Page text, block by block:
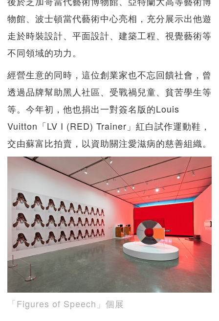
物館、波士頓當代藝術中心亮相，充分展示出他遊
走於時裝設計、平面設計、建築工程、視覺藝術等
不同領域的功力。
經營生意的同時，這位創業家也不忘回饋社會，曾
透過品牌幫助黑人社區、受戰禍兒童、貧苦學生等
等。今年初，他也捐出一對簽名版的Louis
Vuitton「LV I (RED) Trainer」紅白試作運動鞋，
交由蘇富比拍賣，以資助關注愛滋病的慈善組織。
「Figures of Speech」個展